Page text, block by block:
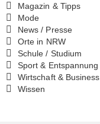
Magazin & Tipps
Mode
News / Presse
Orte in NRW
Schule / Studium
Sport & Entspannung
Wirtschaft & Business
Wissen